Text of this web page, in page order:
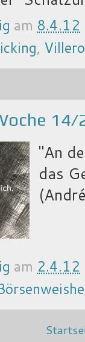
am 8.4.12
,
14/
"An
das
am 2.4.12